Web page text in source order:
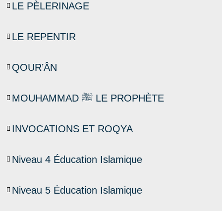
LE PÈLERINAGE
LE REPENTIR
QOUR’ÂN
MOUHAMMAD ﷺ LE PROPHÈTE
INVOCATIONS ET ROQYA
Niveau 4 Éducation Islamique
Niveau 5 Éducation Islamique